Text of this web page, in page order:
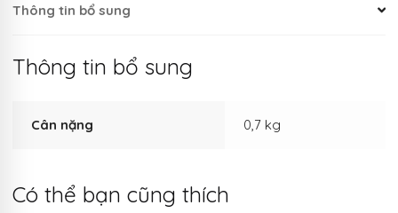
Thông tin bổ sung
Thông tin bổ sung
Cân nặng 0,7 kg
Có thể bạn cũng thích